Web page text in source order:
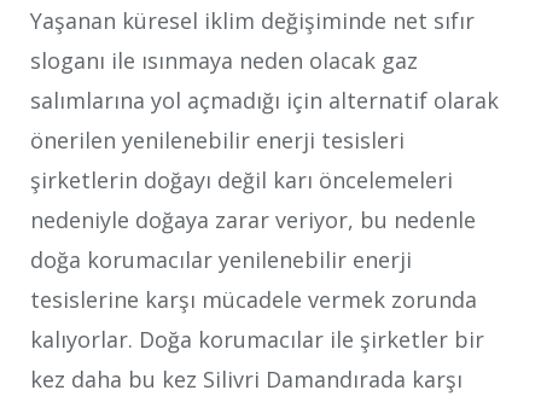
Yaşanan küresel iklim değişiminde net sıfır
sloganı ile ısınmaya neden olacak gaz
salımlarına yol açmadığı için alternatif olarak
önerilen yenilenebilir enerji tesisleri
şirketlerin doğayı değil karı öncelemeleri
nedeniyle doğaya zarar veriyor, bu nedenle
doğa korumacılar yenilenebilir enerji
tesislerine karşı mücadele vermek zorunda
kalıyorlar. Doğa korumacılar ile şirketler bir
kez daha bu kez Silivri Damandırada karşı